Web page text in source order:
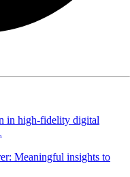
in high-fidelity digital
Meaningful insights to